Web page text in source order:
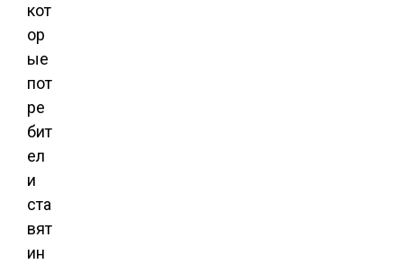
кот
ор
ые
пот
ре
бит
ел
и
ста
вят
ин